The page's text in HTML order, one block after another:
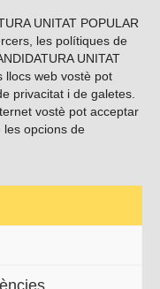
UNITAT POPULAR
les polítiques de
UNITAT
llocs web vostè pot
privacitat i de galetes.
vostè pot acceptar
opcions de
socials
Barcelona.